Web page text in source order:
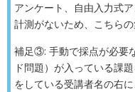
アンケート、自由入力式
計測がないため、こちら
補足③: 手動で採点が必要
ド問題）が入っている課
をしている受講者名の右